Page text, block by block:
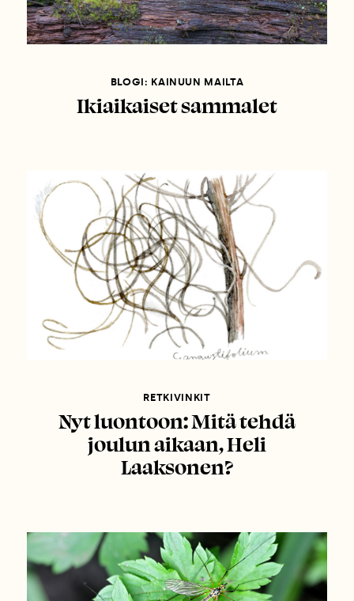
BLOGI: KAINUUN MAILTA
Ikiaikaiset sammalet
RETKIVINKIT
Nyt luontoon: Mitä tehdä
joulun aikaan, Heli
Laaksonen?